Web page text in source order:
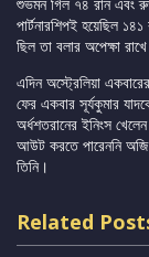
পার্টনারশিপই হয়েছিল
ছিল তা বলার অপেক্ষা
এদিন অস্ট্রেলিয়া
ফের একবার সূর্যকুমার
অর্ধশতরানের ইনিংস
আউট করতে পারেননি অজি
তিনি।
Related